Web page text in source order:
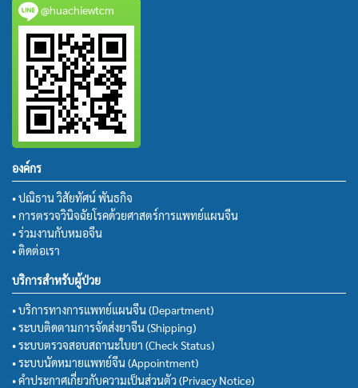
@huachiewtcm
องค์กร
• ปณิธาน วิสัยทัศน์ พันธกิจ
• การตรวจวินิจฉัยโรคด้วยศาสตร์การแพทย์แผนจีน
• ร่วมงานกับหมอจีน
• ติดต่อเรา
บริการสำหรับผู้ป่วย
• บริการทางการแพทย์แผนจีน (Department)
• ระบบติดตามการจัดส่งยาจีน (Shipping)
• ระบบตรวจสอบสถานะใบยา (Check Status)
• ระบบนัดหมายแพทย์จีน (Appointment)
• คำประกาศเกี่ยวกับความเป็นส่วนตัว (Privacy Notice)